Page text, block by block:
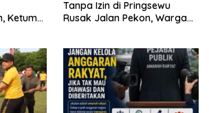
Ketum
Tanpa Izin di Pringsewu
Rusak Jalan Pekon, Warga